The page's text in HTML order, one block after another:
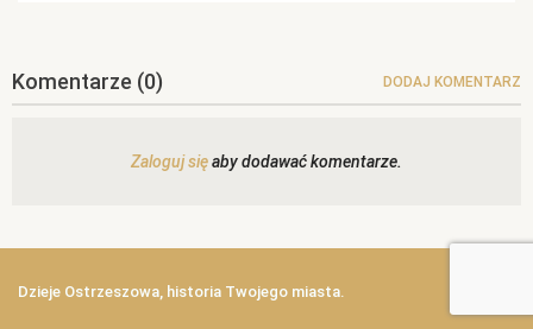
Komentarze (0) DODAJ KOMENTARZ
Zaloguj sięaby dodawać komentarze.
Dzieje Ostrzeszowa, historia Twojego miasta.